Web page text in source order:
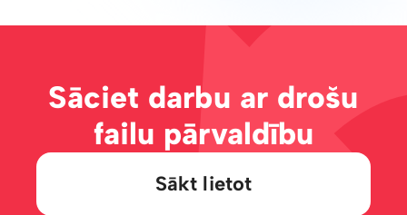
Sāciet darbu ar drošu
failu pārvaldību
Sākt lietot